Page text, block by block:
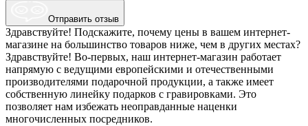
Отправить отзыв
Здравствуйте! Подскажите, почему цены в вашем интернет-
магазине на большинство товаров ниже, чем в других местах?
Здравствуйте! Во-первых, наш интернет-магазин работает
напрямую с ведущими европейскими и отечественными
производителями подарочной продукции, а также имеет
собственную линейку подарков с гравировками. Это
позволяет нам избежать неоправданные наценки
многочисленных посредников.